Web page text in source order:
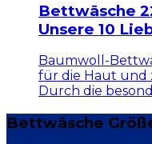
Bettwäsche
Unsere 10
Baumwoll-
für die Haut und
Durch die
Bettwäsche